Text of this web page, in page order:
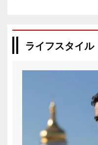
ライフスタイル